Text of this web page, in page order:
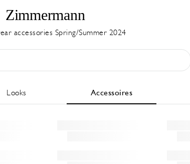
Zimmermann
accessories Spring/Summer 2024
Looks Accessoires